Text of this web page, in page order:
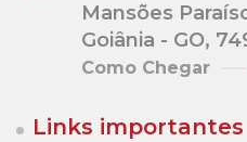
Mansões
Goiânia - GO,
Como Chegar
Links importantes